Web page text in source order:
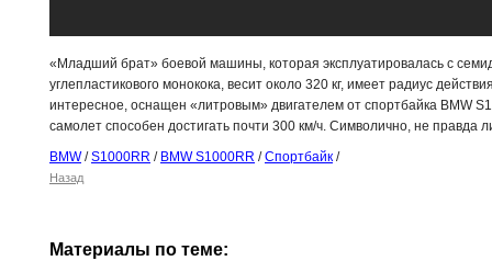
«Младший брат» боевой машины, которая эксплуатировалась с
углепластикового монокока, весит около 320 кг, имеет радиус
интересное, оснащен «литровым» двигателем от спортбайка BMW
самолет способен достигать почти 300 км/ч. Символично, не правда
BMW/S1000RR / BMW S1000RR /Спортбайк /
Назад
Материалы по теме: